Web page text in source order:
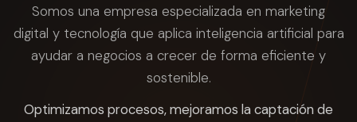
Somos una empresa especializada en marketing
digital y tecnología que aplica inteligencia artificial para
ayudar a negocios a crecer de forma eficiente y
sostenible.
Optimizamos procesos, mejoramos la captación de